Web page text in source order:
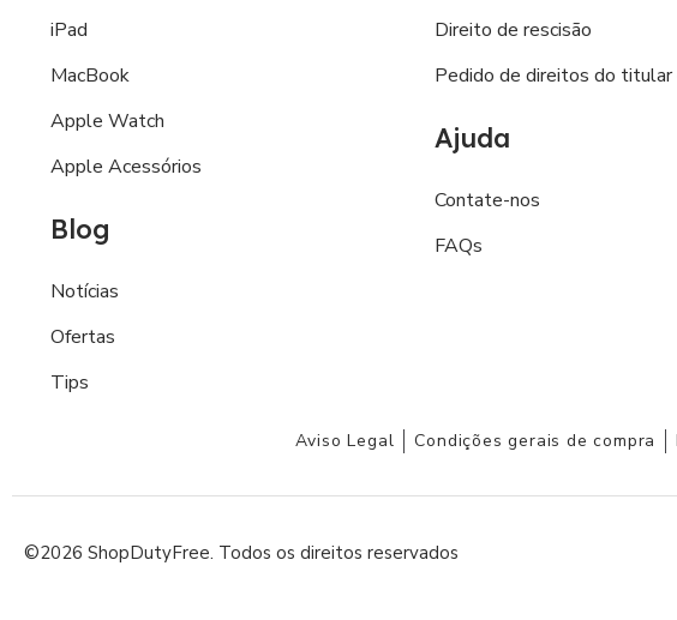
iPad
MacBook
Apple Watch
Apple Acessórios
Blog
Notícias
Ofertas
Tips
Direito de rescisão
Pedido de direitos do titular
Ajuda
Contate-nos
FAQs
Aviso Legal Condições gerais de compra
©2026 ShopDutyFree. Todos os direitos reservados